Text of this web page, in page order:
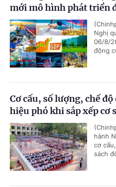
mới mô hình phát triển
Nghị
06/8/
động
Cơ cấu, số lượng, chế
hiệu phó khi sắp xếp cơ
hành
cơ
sách